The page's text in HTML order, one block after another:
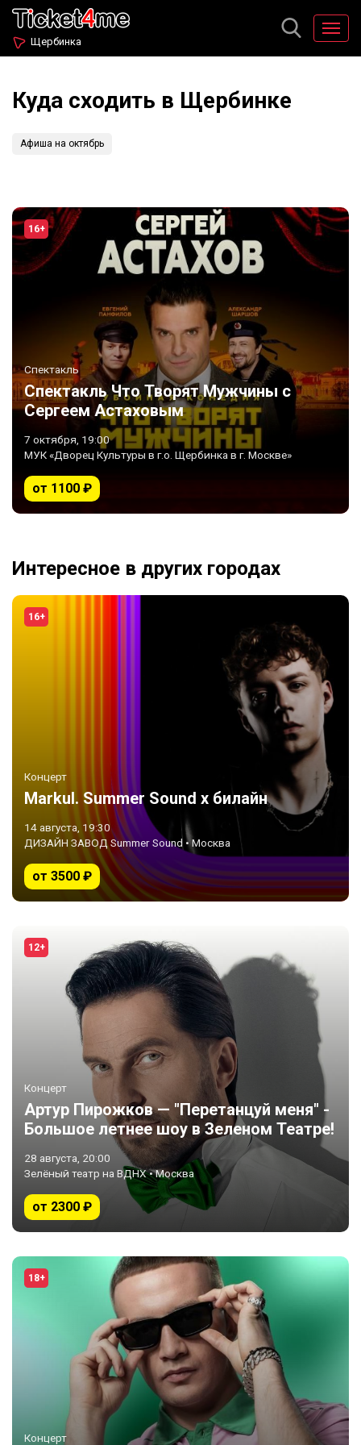
Щербинка
Куда сходить в Щербинке
Афиша на октябрь
16+
Спектакль
Спектакль Что Творят Мужчины с
Сергеем Астаховым
7 октября, 19:00
МУК «Дворец Культуры в г.о. Щербинка в г. Москве»
от 1100 ₽
Интересное в других городах
16+
Концерт
Markul. Summer Sound х билайн
14 августа, 19:30
ДИЗАЙН ЗАВОД Summer Sound • Москва
от 3500 ₽
12+
Концерт
Артур Пирожков — "Перетанцуй меня" -
Большое летнее шоу в Зеленом Театре!
28 августа, 20:00
Зелёный театр на ВДНХ • Москва
от 2300 ₽
18+
Концерт